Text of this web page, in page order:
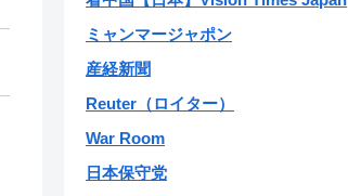
ミャンマージャポン
産経新聞
Reuter（ロイター）
War Room
日本保守党